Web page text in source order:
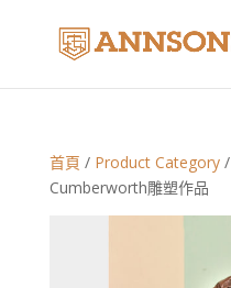
首頁 / Product Category/
Cumberworth雕塑作品